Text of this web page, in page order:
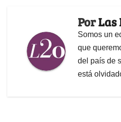
PorLas
Somos un
que
del país de
está